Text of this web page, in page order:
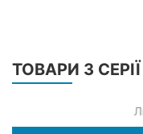
ТОВАРИ З СЕРІЇ